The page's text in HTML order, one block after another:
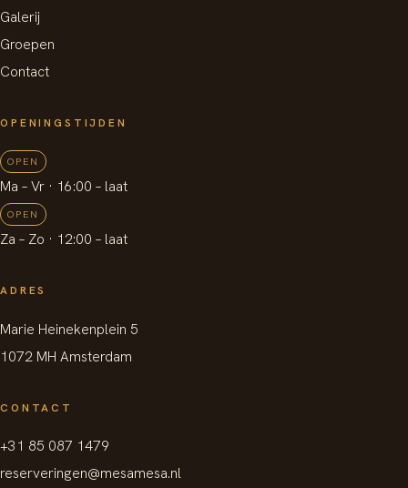
Galerij
Groepen
Contact
OPENINGSTIJDEN
OPEN
Ma – Vr · 16:00 – laat
OPEN
Za – Zo · 12:00 – laat
ADRES
Marie Heinekenplein 5
1072 MH Amsterdam
CONTACT
+31 85 087 1479
reserveringen@mesamesa.nl